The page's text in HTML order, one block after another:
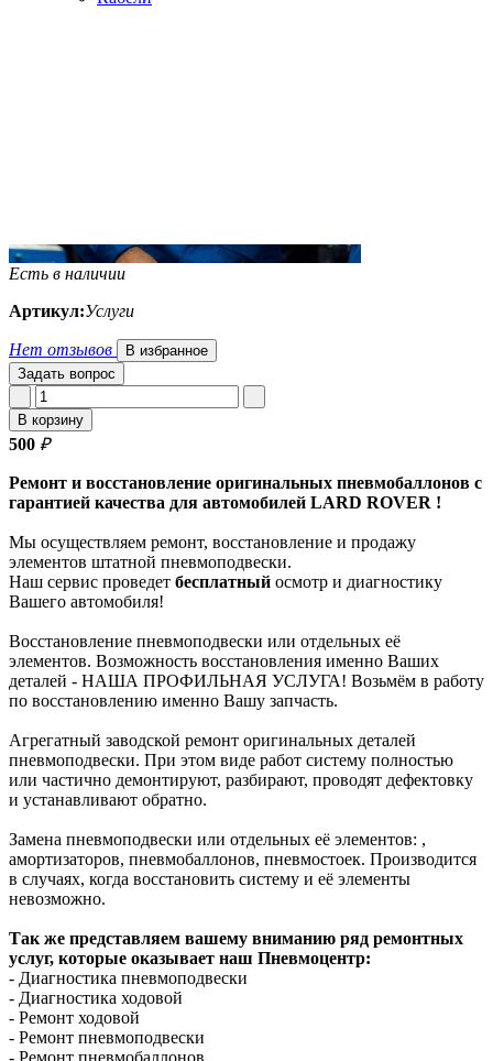
Есть в наличии
Артикул:Услуги
Нет отзывов
В избранное
Задать вопрос
В корзину
500 ₽
Ремонт и восстановление оригинальных пневмобаллонов с
гарантией качества для автомобилей LARD ROVER !
Мы осуществляем ремонт, восстановление и продажу
элементов штатной пневмоподвески.
Наш сервис проведет бесплатный осмотр и диагностику
Вашего автомобиля!
Восстановление пневмоподвески или отдельных её
элементов. Возможность восстановления именно Ваших
деталей - НАША ПРОФИЛЬНАЯ УСЛУГА! Возьмём в работу
по восстановлению именно Вашу запчасть.
Агрегатный заводской ремонт оригинальных деталей
пневмоподвески. При этом виде работ систему полностью
или частично демонтируют, разбирают, проводят дефектовку
и устанавливают обратно.
Замена пневмоподвески или отдельных её элементов: ,
амортизаторов, пневмобаллонов, пневмостоек. Производится
в случаях, когда восстановить систему и её элементы
невозможно.
Так же представляем вашему вниманию ряд ремонтных
услуг, которые оказывает наш Пневмоцентр:
- Диагностика пневмоподвески
- Диагностика ходовой
- Ремонт ходовой
- Ремонт пневмоподвески
- Ремонт пневмобаллонов